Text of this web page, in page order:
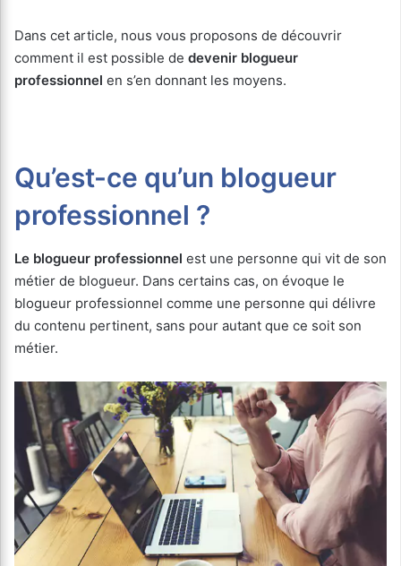
Dans cet article, nous vous proposons de découvrir
comment il est possible de devenir blogueur
professionnel en s’en donnant les moyens.
Qu’est-ce qu’un blogueur
professionnel ?
Le blogueur professionnel est une personne qui vit de son
métier de blogueur. Dans certains cas, on évoque le
blogueur professionnel comme une personne qui délivre
du contenu pertinent, sans pour autant que ce soit son
métier.